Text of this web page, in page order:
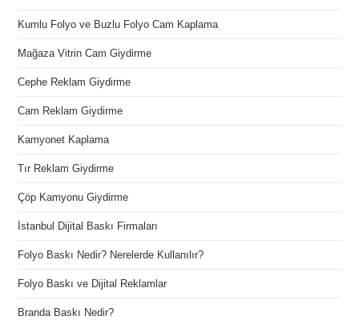
Kumlu Folyo ve Buzlu Folyo Cam Kaplama
Mağaza Vitrin Cam Giydirme
Cephe Reklam Giydirme
Cam Reklam Giydirme
Kamyonet Kaplama
Tır Reklam Giydirme
Çöp Kamyonu Giydirme
İstanbul Dijital Baskı Firmaları
Folyo Baskı Nedir? Nerelerde Kullanılır?
Folyo Baskı ve Dijital Reklamlar
Branda Baskı Nedir?